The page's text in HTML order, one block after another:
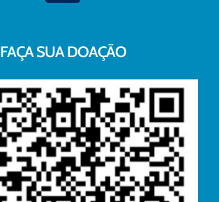
FAÇA SUA DOAÇÃO